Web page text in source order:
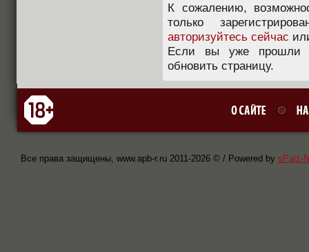
К сожалению,
только
авторизуйтесь сейчас
Если вы уже прошли
обновить страницу.
Все права защищены, www.apb-r.ru 2011-2026 © / Powered by sPaiz-